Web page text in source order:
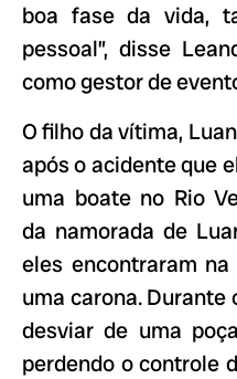
boa fase da vida,
pessoal”, disse
como gestor de
O filho da vítima,
após o acidente que
uma boate no Rio
da namorada de
eles encontraram
uma carona.
desviar de uma
perdendo o controle